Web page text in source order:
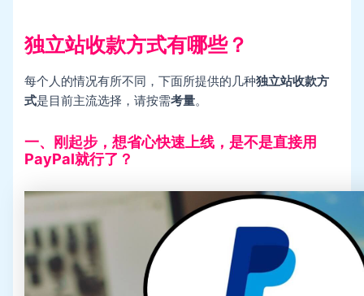
独立站收款方式有哪些？
每个人的情况有所不同，下面所提供的几种独立站收款方
式是目前主流选择，请按需考量。
一、刚起步，想省心快速上线，是不是直接用
PayPal就行了？